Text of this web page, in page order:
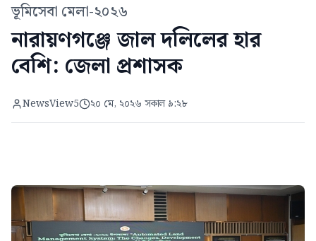
ভূমিসেবা মেলা-২০২৬
নারায়ণগঞ্জে জাল দলিলের হার
বেশি: জেলা প্রশাসক
NewsView5 ২০ মে, ২০২৬ সকাল ৯:২৮